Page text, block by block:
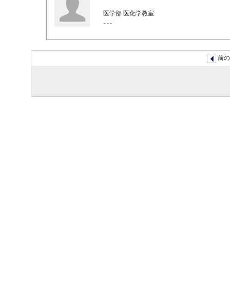
医学部 医化学教室
---
前